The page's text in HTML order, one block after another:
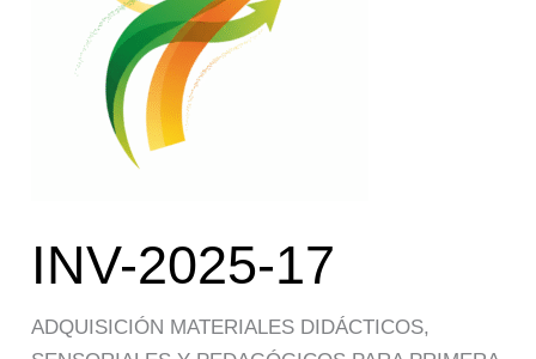
INV-2025-17
ADQUISICIÓN MATERIALES DIDÁCTICOS,